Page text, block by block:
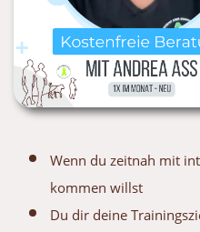
Wenn du zeitnah mit
kommen willst
Du dir deine